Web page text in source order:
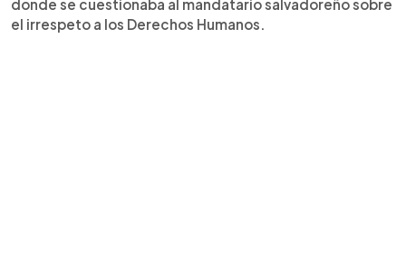
donde se cuestionaba al mandatario salvadoreño sobre
el irrespeto a los Derechos Humanos.